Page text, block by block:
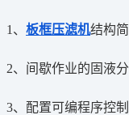
1、 板框压滤机结构
2、间歇作业的固液
3、配置可编程序控